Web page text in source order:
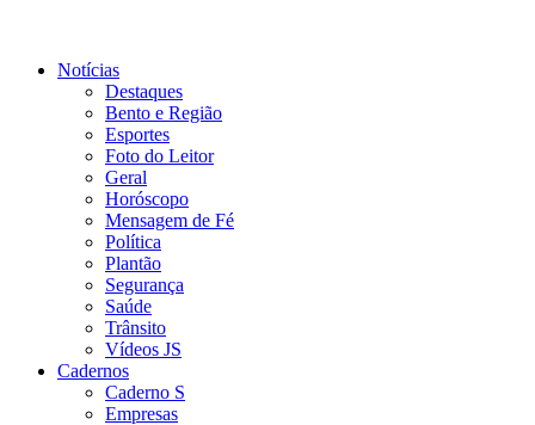
Notícias
Destaques
Bento e Região
Esportes
Foto do Leitor
Geral
Horóscopo
Mensagem de Fé
Política
Plantão
Segurança
Saúde
Trânsito
Vídeos JS
Cadernos
Caderno S
Empresas